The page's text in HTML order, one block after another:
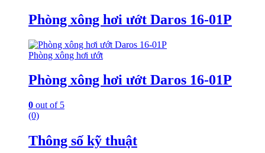
Phòng xông hơi ướt Daros 16-01P
Phòng xông hơi ướt
Phòng xông hơi ướt Daros 16-01P
0 out of 5
(0)
Thông số kỹ thuật